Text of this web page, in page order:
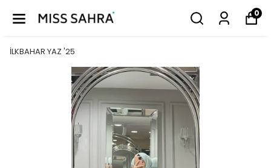
0
İLKBAHAR YAZ '25